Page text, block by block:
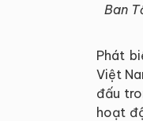
Ban
Phát
Việt
đấu
hoạt